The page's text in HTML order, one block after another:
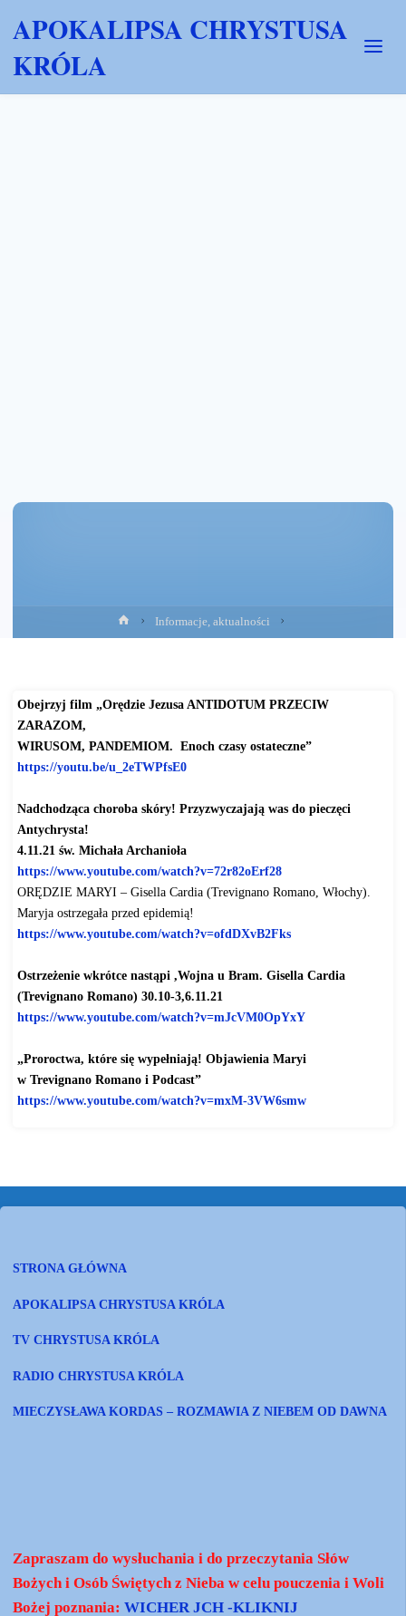
APOKALIPSA CHRYSTUSA
KRÓLA
Strona
główna
Informacje, aktualności
Obejrzyj film „Orędzie Jezusa ANTIDOTUM PRZECIW
ZARAZOM,
WIRUSOM, PANDEMIOM. Enoch czasy ostateczne”
https://youtu.be/u_2eTWPfsE0
Nadchodząca choroba skóry! Przyzwyczajają was do pieczęci
Antychrysta!
4.11.21 św. Michała Archanioła
https://www.youtube.com/watch?v=72r82oErf28
ORĘDZIE MARYI – Gisella Cardia (Trevignano Romano, Włochy).
Maryja ostrzegała przed epidemią!
https://www.youtube.com/watch?v=ofdDXvB2Fks
Ostrzeżenie wkrótce nastąpi ,Wojna u Bram. Gisella Cardia
(Trevignano Romano) 30.10-3,6.11.21
https://www.youtube.com/watch?v=mJcVM0OpYxY
„Proroctwa, które się wypełniają! Objawienia Maryi
w Trevignano Romano i Podcast”
https://www.youtube.com/watch?v=mxM-3VW6smw
STRONA GŁÓWNA
APOKALIPSA CHRYSTUSA KRÓLA
TV CHRYSTUSA KRÓLA
RADIO CHRYSTUSA KRÓLA
MIECZYSŁAWA KORDAS – ROZMAWIA Z NIEBEM OD DAWNA
Zapraszam do wysłuchania i do przeczytania Słów
Bożych i Osób Świętych z Nieba w celu pouczenia i Woli
Bożej poznania:WICHER JCH -KLIKNIJ